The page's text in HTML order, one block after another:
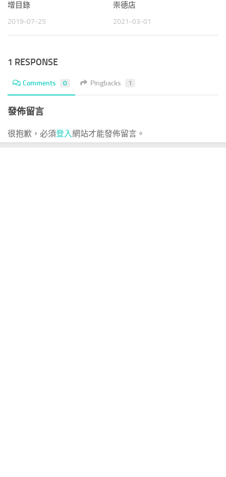
增目錄
2019-07-25
崇德店
2021-03-01
1 RESPONSE
Comments 0 Pingbacks 1
發佈留言
很抱歉，必須登入網站才能發佈留言。